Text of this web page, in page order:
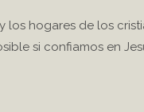
hogares de los
si confiamos en